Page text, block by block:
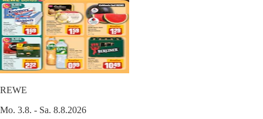
REWE
Mo. 3.8. - Sa. 8.8.2026